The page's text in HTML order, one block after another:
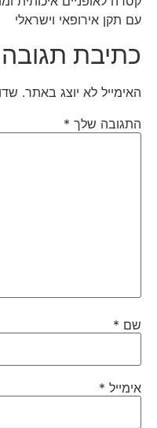
עם תקן אירופאי וישראלי
כתיבת תגובה
האימייל לא יוצג באתר.
התגובה שלך *
שם *
אימייל *